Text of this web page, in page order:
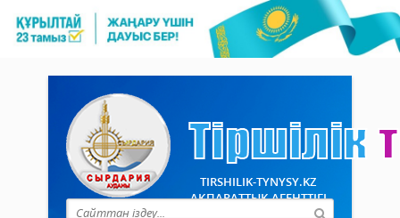
TIRSHILIK-TYNYSY.KZ
АҚПАРАТТЫҚ АГЕНТТІГІ